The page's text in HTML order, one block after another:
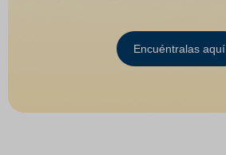
Encuéntralas aquí